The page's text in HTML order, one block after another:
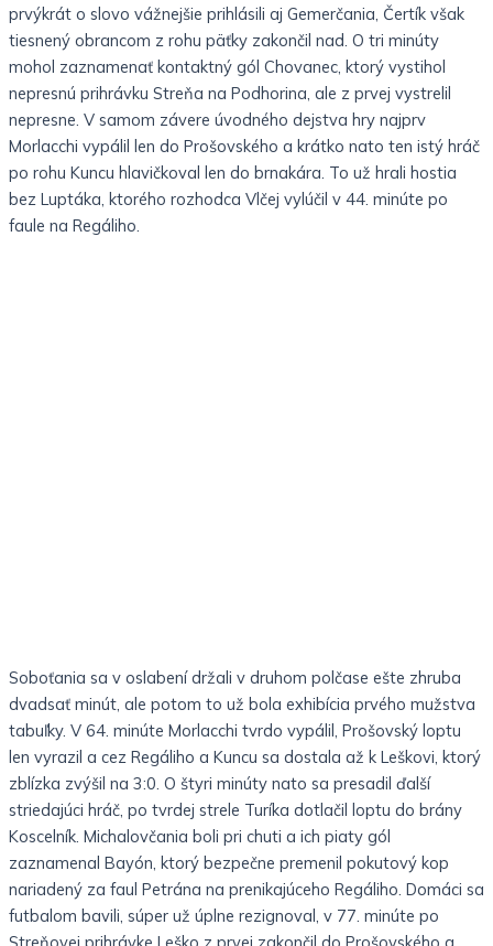
prvýkrát o slovo vážnejšie prihlásili aj Gemerčania, Čertík však
tiesnený obrancom z rohu päťky zakončil nad. O tri minúty
mohol zaznamenať kontaktný gól Chovanec, ktorý vystihol
nepresnú prihrávku Streňa na Podhorina, ale z prvej vystrelil
nepresne. V samom závere úvodného dejstva hry najprv
Morlacchi vypálil len do Prošovského a krátko nato ten istý hráč
po rohu Kuncu hlavičkoval len do brnakára. To už hrali hostia
bez Luptáka, ktorého rozhodca Vlčej vylúčil v 44. minúte po
faule na Regáliho.
Soboťania sa v oslabení držali v druhom polčase ešte zhruba
dvadsať minút, ale potom to už bola exhibícia prvého mužstva
tabuľky. V 64. minúte Morlacchi tvrdo vypálil, Prošovský loptu
len vyrazil a cez Regáliho a Kuncu sa dostala až k Leškovi, ktorý
zblízka zvýšil na 3:0. O štyri minúty nato sa presadil ďalší
striedajúci hráč, po tvrdej strele Turíka dotlačil loptu do brány
Koscelník. Michalovčania boli pri chuti a ich piaty gól
zaznamenal Bayón, ktorý bezpečne premenil pokutový kop
nariadený za faul Petrána na prenikajúceho Regáliho. Domáci sa
futbalom bavili, súper už úplne rezignoval, v 77. minúte po